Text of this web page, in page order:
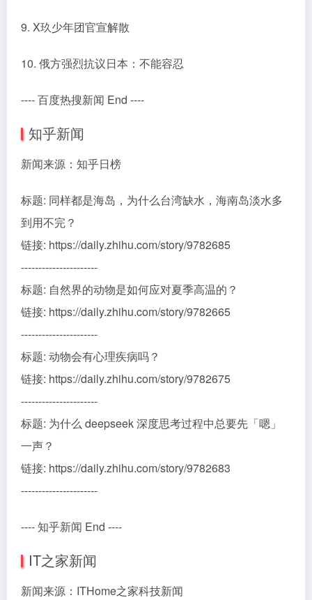
9. X玖少年团官宣解散
10. 俄方强烈抗议日本：不能容忍
---- 百度热搜新闻 End ----
知乎新闻
新闻来源：知乎日榜
标题: 同样都是海岛，为什么台湾缺水，海南岛淡水多
到用不完？
链接: https://daily.zhihu.com/story/9782685
----------------------
标题: 自然界的动物是如何应对夏季高温的？
链接: https://daily.zhihu.com/story/9782665
----------------------
标题: 动物会有心理疾病吗？
链接: https://daily.zhihu.com/story/9782675
----------------------
标题: 为什么 deepseek 深度思考过程中总要先「嗯」
一声？
链接: https://daily.zhihu.com/story/9782683
----------------------
---- 知乎新闻 End ----
IT之家新闻
新闻来源：ITHome之家科技新闻